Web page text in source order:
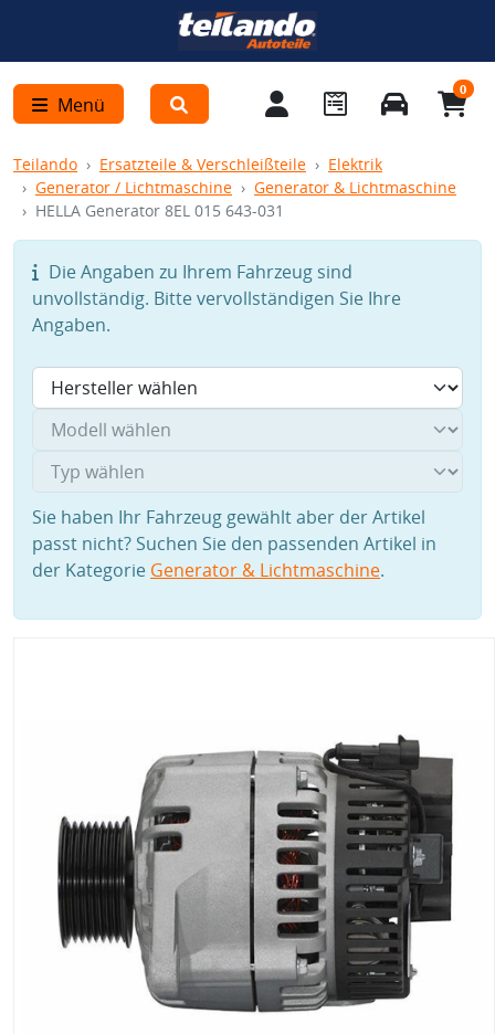
Menü
0
Teilando Ersatzteile & Verschleißteile
Elektrik
Generator / Lichtmaschine
Generator & Lichtmaschine
HELLA Generator 8EL 015 643-031
Die Angaben zu Ihrem Fahrzeug sind
unvollständig. Bitte vervollständigen Sie Ihre
Angaben.
Sie haben Ihr Fahrzeug gewählt aber der Artikel
passt nicht? Suchen Sie den passenden Artikel in
der Kategorie Generator & Lichtmaschine.